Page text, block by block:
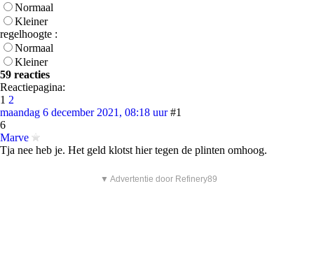
Normaal
Kleiner
regelhoogte :
Normaal
Kleiner
59 reacties
Reactiepagina:
1 2
maandag 6 december 2021, 08:18 uur #1
6
Marve
Tja nee heb je. Het geld klotst hier tegen de plinten omhoog.
▼ Advertentie door Refinery89